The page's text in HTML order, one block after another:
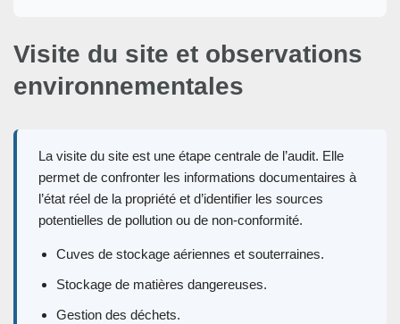
Visite du site et observations
environnementales
La visite du site est une étape centrale de l’audit. Elle
permet de confronter les informations documentaires à
l’état réel de la propriété et d’identifier les sources
potentielles de pollution ou de non-conformité.
Cuves de stockage aériennes et souterraines.
Stockage de matières dangereuses.
Gestion des déchets.